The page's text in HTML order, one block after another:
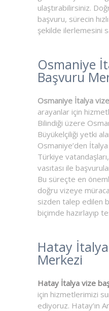
ulaştırabilirsiniz.
başvuru, sürecin
şekilde ilerlemesini
Osmaniye
Başvuru
Osmaniye İtalya
arayanlar için
Bilindiği üzere
Büyükelçiliği yetki
Osmaniye’den
Türkiye
vasıtası ile
Bu süreçte en
doğru vizeye
sizden talep edilen
biçimde hazırlayıp
Hatay
Merkezi
Hatay İtalya vize
için hizmetlerimizi
ediyoruz. Hatay’ın